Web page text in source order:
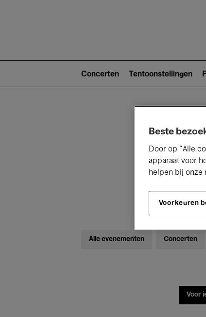
2)
Concerten Tentoonstellingen
Alle evenementen Concerten
Voor
Beste
Door op “Alle
apparaat voor
helpen bij onze
Voorkeuren